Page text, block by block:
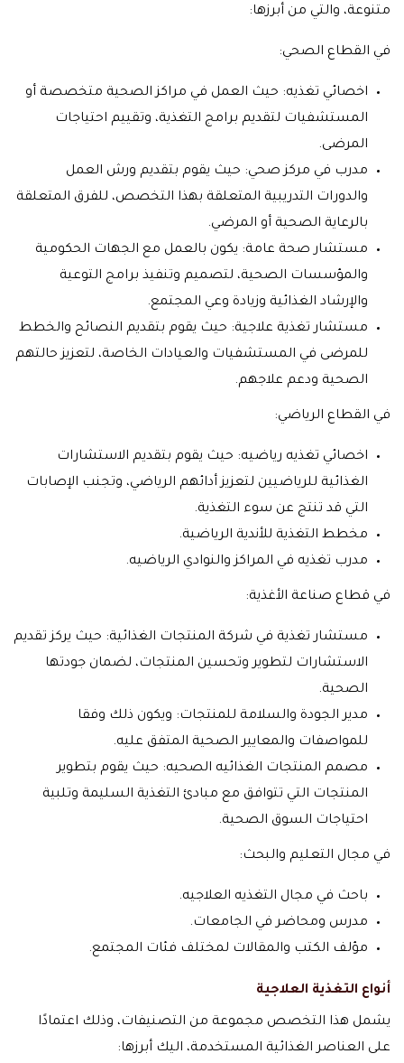
متنوعة، والتي من أبرزها:
في القطاع الصحي:
اخصائي تغذيه: حيث العمل في مراكز الصحية متخصصة أو
المستشفيات لتقديم برامج التغذية، وتقييم احتياجات
المرضى.
مدرب في مركز صحي: حيث يقوم بتقديم ورش العمل
والدورات التدريبية المتعلقة بهذا التخصص، للفرق المتعلقة
بالرعاية الصحية أو المرضي.
مستشار صحة عامة: يكون بالعمل مع الجهات الحكومية
والمؤسسات الصحية، لتصميم وتنفيذ برامج التوعية
والإرشاد الغذائية وزيادة وعي المجتمع.
مستشار تغذية علاجية: حيث يقوم بتقديم النصائح والخطط
للمرضى في المستشفيات والعيادات الخاصة، لتعزيز حالتهم
الصحية ودعم علاجهم.
في القطاع الرياضي:
اخصائي تغذيه رياضيه: حيث يقوم بتقديم الاستشارات
الغذائية للرياضيين لتعزيز أدائهم الرياضي، وتجنب الإصابات
التي قد تنتج عن سوء التغذية.
مخطط التغذية للأندية الرياضية.
مدرب تغذيه في المراكز والنوادي الرياضيه.
في قطاع صناعة الأغذية:
مستشار تغذية في شركة المنتجات الغذائية: حيث يركز تقديم
الاستشارات لتطوير وتحسين المنتجات، لضمان جودتها
الصحية.
مدير الجودة والسلامة للمنتجات: ويكون ذلك وفقا
للمواصفات والمعايير الصحية المتفق عليه.
مصمم المنتجات الغذائيه الصحيه: حيث يقوم بتطوير
المنتجات التي تتوافق مع مبادئ التغذية السليمة وتلبية
احتياجات السوق الصحية.
في مجال التعليم والبحث:
باحث في مجال التغذيه العلاجيه.
مدرس ومحاضر في الجامعات.
مؤلف الكتب والمقالات لمختلف فئات المجتمع.
أنواع التغذية العلاجية
يشمل هذا التخصص مجموعة من التصنيفات، وذلك اعتمادًا
على العناصر الغذائية المستخدمة، اليك أبرزها: